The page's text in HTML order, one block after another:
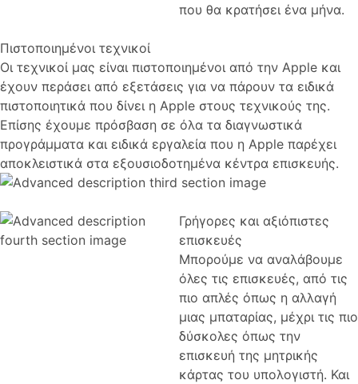
που θα κρατήσει ένα μήνα.
Πιστοποιημένοι τεχνικοί
Οι τεχνικοί μας είναι πιστοποιημένοι από την Apple και
έχουν περάσει από εξετάσεις για να πάρουν τα ειδικά
πιστοποιητικά που δίνει η Apple στους τεχνικούς της.
Επίσης έχουμε πρόσβαση σε όλα τα διαγνωστικά
προγράμματα και ειδικά εργαλεία που η Apple παρέχει
αποκλειστικά στα εξουσιοδοτημένα κέντρα επισκευής.
Γρήγορες και αξιόπιστες
επισκευές
Μπορούμε να αναλάβουμε
όλες τις επισκευές, από τις
πιο απλές όπως η αλλαγή
μιας μπαταρίας, μέχρι τις πιο
δύσκολες όπως την
επισκευή της μητρικής
κάρτας του υπολογιστή. Και